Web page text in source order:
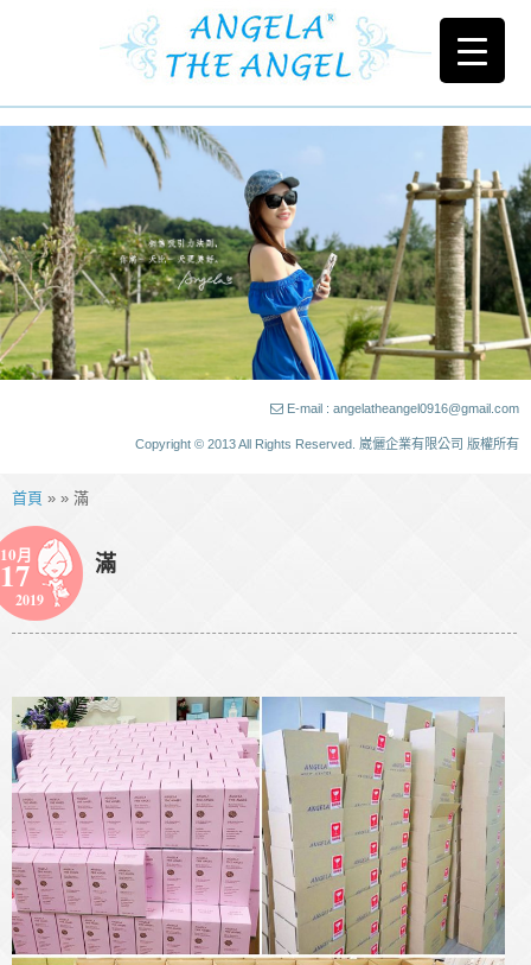
E-mail : angelatheangel0916@gmail.com
Copyright © 2013 All Rights Reserved. 崴儷企業有限公司 版權所有
首頁 » » 滿
10月
17
2019
滿